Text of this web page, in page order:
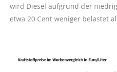
wird Diesel aufgrund der
etwa 20 Cent weniger belastet